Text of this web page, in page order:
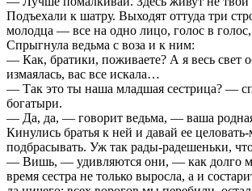
Подъехали к шатру. Выходят оттуда три
молодца — все на одно лицо, голос в голос,
Спрыгнула ведьма с воза и к ним:
— Как, братики, поживаете? А я весь свет
измаялась, вас все искала…
— Так это ты наша младшая сестрица? —
богатыри.
— Да, да, — говорит ведьма, — ваша
Кинулись братья к ней и давай ее
подбрасывать. Уж так рады-радешеньки, что
— Вишь, — удивляются они, — как долго
время сестра не только выросла, а и